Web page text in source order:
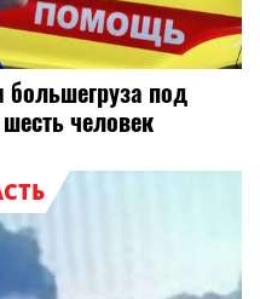
под
человек